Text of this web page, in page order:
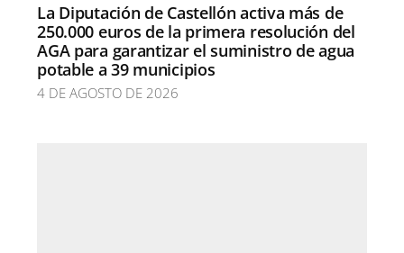
La Diputación de Castellón activa más de
250.000 euros de la primera resolución del
AGA para garantizar el suministro de agua
potable a 39 municipios
4 DE AGOSTO DE 2026